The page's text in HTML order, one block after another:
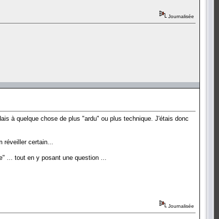
Journalisée
à quelque chose de plus "ardu" ou plus technique. J'étais donc
certain...
... tout en y posant une question ...
Journalisée